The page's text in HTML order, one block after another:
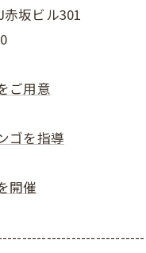
坂ビル301
ご用意
ゴを指導
開催